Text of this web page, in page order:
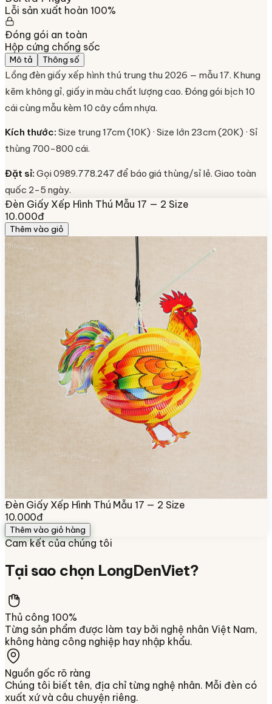
Lỗi sản xuất hoàn 100%
Đóng gói an toàn
Hộp cứng chống sốc
Mô tả Thông số
Lồng đèn giấy xếp hình thú trung thu 2026 — mẫu 17. Khung
kẽm không gỉ, giấy in màu chất lượng cao. Đóng gói bịch 10
cái cùng mẫu kèm 10 cây cầm nhựa.
Kích thước: Size trung 17cm (10K) · Size lớn 23cm (20K) · Sỉ
thùng 700-800 cái.
Đặt sỉ: Gọi 0989.778.247 để báo giá thùng/sỉ lẻ. Giao toàn
quốc 2-5 ngày.
Đèn Giấy Xếp Hình Thú Mẫu 17 — 2 Size
10.000đ
Thêm vào giỏ
Đèn Giấy Xếp Hình Thú Mẫu 17 — 2 Size
10.000đ
Thêm vào giỏ hàng
Cam kết của chúng tôi
Tại sao chọn LongDenViet?
Thủ công 100%
Từng sản phẩm được làm tay bởi nghệ nhân Việt Nam,
không hàng công nghiệp hay nhập khẩu.
Nguồn gốc rõ ràng
Chúng tôi biết tên, địa chỉ từng nghệ nhân. Mỗi đèn có
xuất xứ và câu chuyện riêng.